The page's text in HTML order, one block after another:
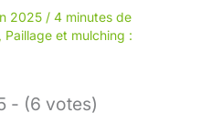
2025 / 4 minutes de
, Paillage et mulching :
- (6 votes)